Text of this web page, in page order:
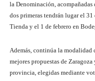
la Denominación, acompañadas
dos primeras tendrán lugar el
Tienda y el 1 de febrero en
Además, continúa la modalidad
mejores propuestas de
provincia, elegidas mediante